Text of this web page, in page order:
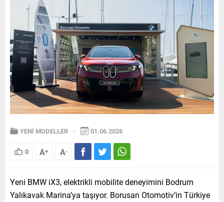
YENİ MODELLER 01.06.2026
0 A+ A-
Yeni BMW iX3, elektrikli mobilite deneyimini Bodrum
Yalıkavak Marina’ya taşıyor. Borusan Otomotiv’in Türkiye